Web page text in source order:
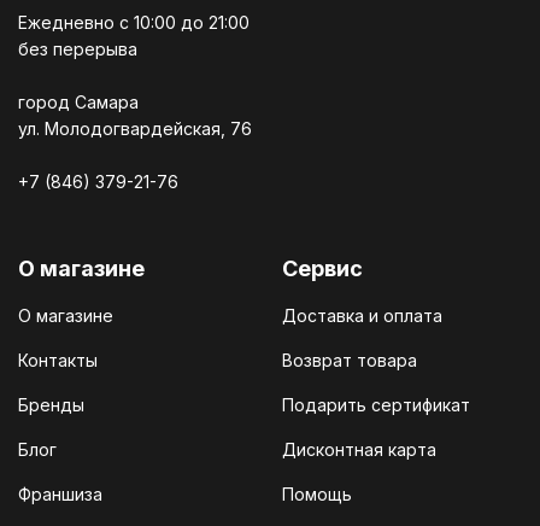
Ежедневно c 10:00 до 21:00
без перерыва
город Самара
ул. Молодогвардейская, 76
+7 (846) 379-21-76
О магазине
О магазине
Контакты
Бренды
Блог
Франшиза
Сервис
Доставка и оплата
Возврат товара
Подарить сертификат
Дисконтная карта
Помощь